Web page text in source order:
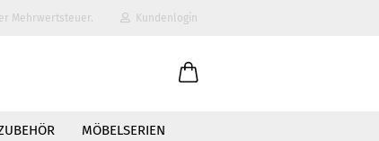
Mehrwertsteuer. Kundenlogin
MÖBELSERIEN